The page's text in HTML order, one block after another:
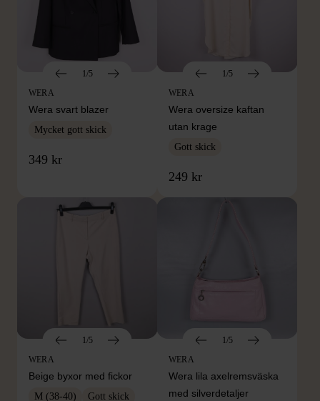
1/5
WERA
Wera svart blazer
Mycket gott skick
349 kr
1/5
WERA
Wera oversize kaftan
utan krage
Gott skick
249 kr
1/5
WERA
Beige byxor med fickor
M (38-40) Gott skick
1/5
WERA
Wera lila axelremsväska
med silverdetaljer